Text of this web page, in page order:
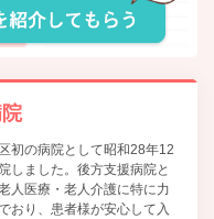
初の病院として昭和28年12
しました。後方支援病院と
人医療・老人介護に特に力
おり、患者様が安心して入